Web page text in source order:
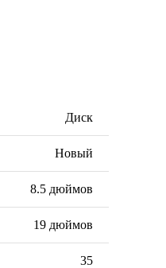
Диск
Новый
8.5 дюймов
19 дюймов
35